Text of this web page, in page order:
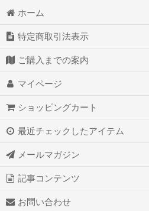
ホーム
特定商取引法表示
ご購入までの案内
マイページ
ショッピングカート
最近チェックしたアイテム
メールマガジン
記事コンテンツ
お問い合わせ